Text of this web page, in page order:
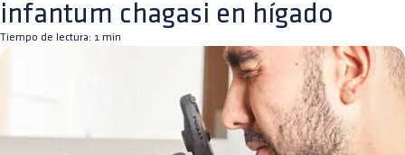
infantum chagasi en hígado
Tiempo de lectura: 1 min